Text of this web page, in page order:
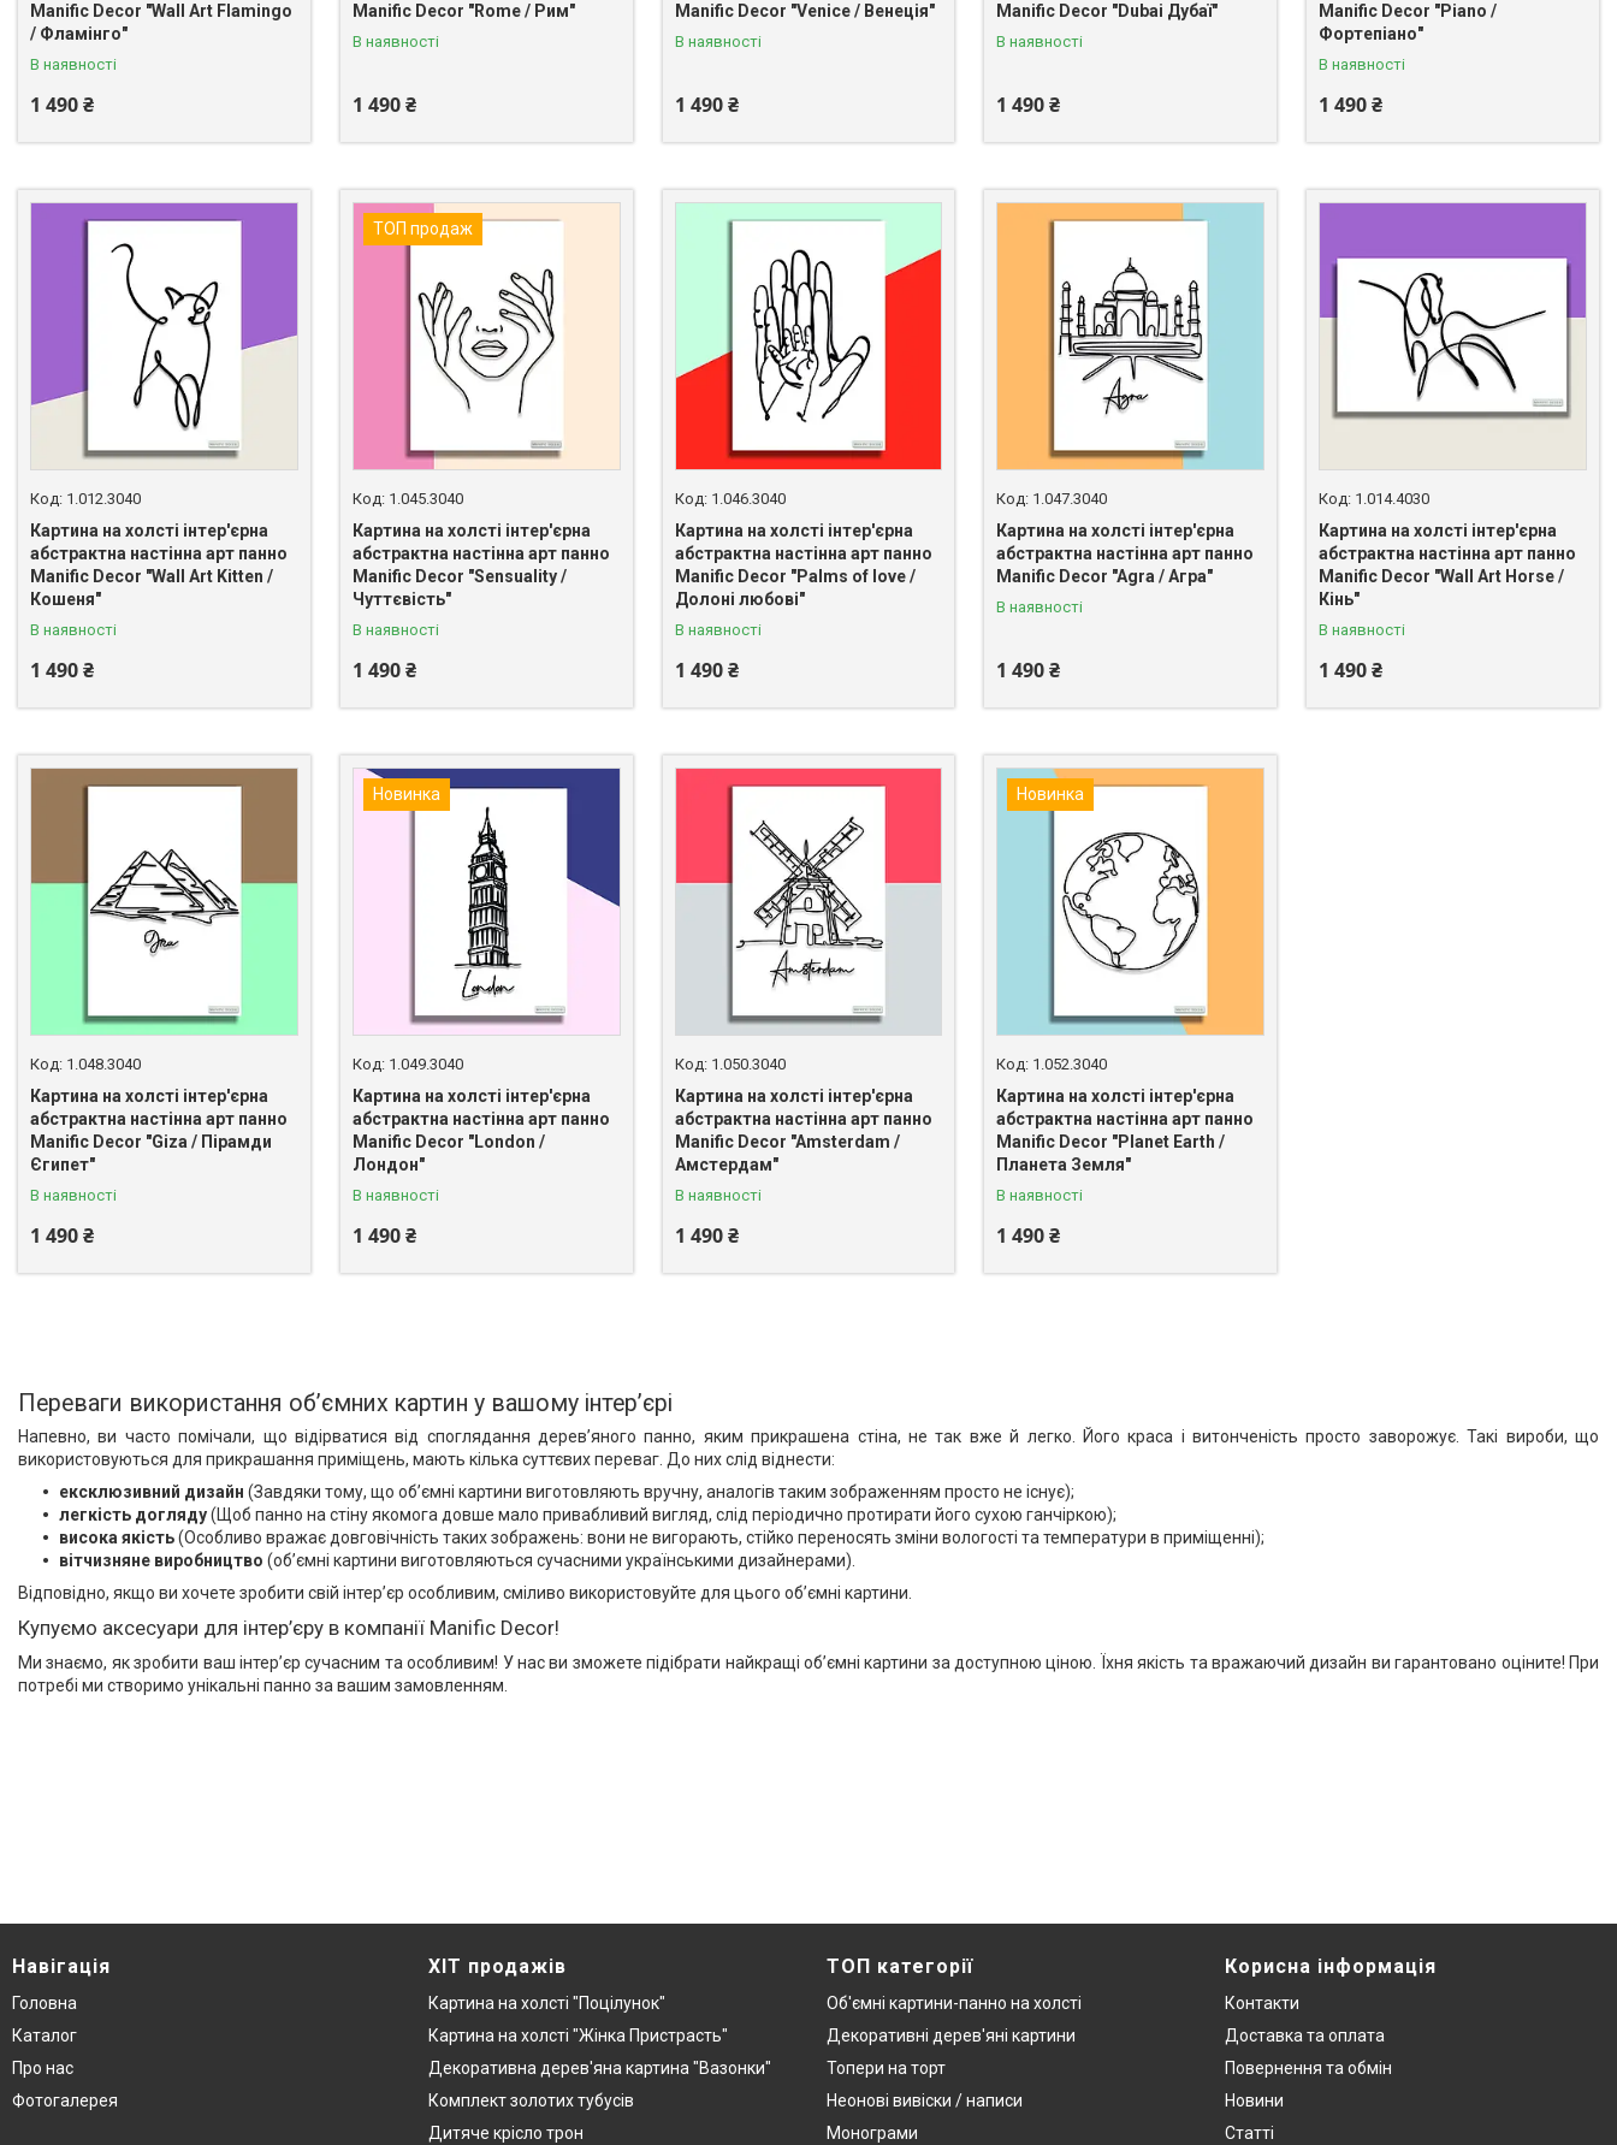
Manific Decor "Wall Art Flamingo
/ Фламінго"
В наявності
1 490 ₴
Manific Decor "Rome / Рим"
В наявності
1 490 ₴
Manific Decor "Venice / Венеція"
В наявності
1 490 ₴
Manific Decor "Dubai Дубаї"
В наявності
1 490 ₴
Manific Decor "Piano /
Фортепіано"
В наявності
1 490 ₴
1.012.3040
Картина на холсті інтер'єрна
абстрактна настінна арт панно
Manific Decor "Wall Art Kitten /
Кошеня"
В наявності
1 490 ₴
ТОП продаж
1.045.3040
Картина на холсті інтер'єрна
абстрактна настінна арт панно
Manific Decor "Sensuality /
Чуттєвість"
В наявності
1 490 ₴
1.046.3040
Картина на холсті інтер'єрна
абстрактна настінна арт панно
Manific Decor "Palms of love /
Долоні любові"
В наявності
1 490 ₴
1.047.3040
Картина на холсті інтер'єрна
абстрактна настінна арт панно
Manific Decor "Agra / Агра"
В наявності
1 490 ₴
1.014.4030
Картина на холсті інтер'єрна
абстрактна настінна арт панно
Manific Decor "Wall Art Horse /
Кінь"
В наявності
1 490 ₴
1.048.3040
Картина на холсті інтер'єрна
абстрактна настінна арт панно
Manific Decor "Giza / Пірамди
Єгипет"
В наявності
1 490 ₴
Новинка
1.049.3040
Картина на холсті інтер'єрна
абстрактна настінна арт панно
Manific Decor "London /
Лондон"
В наявності
1 490 ₴
1.050.3040
Картина на холсті інтер'єрна
абстрактна настінна арт панно
Manific Decor "Amsterdam /
Амстердам"
В наявності
1 490 ₴
Новинка
1.052.3040
Картина на холсті інтер'єрна
абстрактна настінна арт панно
Manific Decor "Planet Earth /
Планета Земля"
В наявності
1 490 ₴
Переваги використання об’ємних картин у вашому інтер’єрі
Напевно, ви часто помічали, що відірватися від споглядання дерев’яного панно, яким прикрашена стіна, не так вже й легко. Його краса і витонченість просто заворожує. Такі вироби, що
використовуються для прикрашання приміщень, мають кілька суттєвих переваг. До них слід віднести:
ексклюзивний дизайн (Завдяки тому, що об’ємні картини виготовляють вручну, аналогів таким зображенням просто не існує);
легкість догляду(Щоб панно на стіну якомога довше мало привабливий вигляд, слід періодично протирати його сухою ганчіркою);
висока якість(Особливо вражає довговічність таких зображень: вони не вигорають, стійко переносять зміни вологості та температури в приміщенні);
вітчизняне виробництво (об’ємні картини виготовляються сучасними українськими дизайнерами).
Відповідно, якщо ви хочете зробити свій інтер’єр особливим, сміливо використовуйте для цього об’ємні картини.
Купуємо аксесуари для інтер’єру в компанії Manific Decor!
Ми знаємо, як зробити ваш інтер’єр сучасним та особливим! У нас ви зможете підібрати найкращі об’ємні картини за доступною ціною. Їхня якість та вражаючий дизайн ви гарантовано оціните! При
потребі ми створимо унікальні панно за вашим замовленням.
Навігація
Головна
Каталог
Про нас
Фотогалерея
ХІТ продажів
Картина на холсті "Поцілунок"
Картина на холсті "Жінка Пристрасть"
Декоративна дерев'яна картина "Вазонки"
Комплект золотих тубусів
Дитяче крісло трон
ТОП категорії
Об'ємні картини-панно на холсті
Декоративні дерев'яні картини
Топери на торт
Неонові вивіски / написи
Монограми
Корисна інформація
Контакти
Доставка та оплата
Повернення та обмін
Новини
Статті